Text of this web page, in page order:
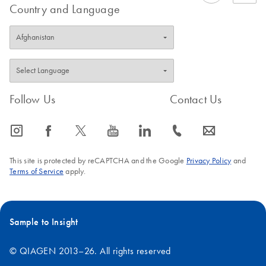
Country and Language
Follow Us
icon_0065_instagram-s icon_0064_facebook-s icon_0340_cc_gen_x-s icon_0077_youtube-s icon_0066_linkedin-s
Contact Us
icon_0072_phone-s icon_0063_envelope-s
This site is protected by reCAPTCHA and the Google Privacy Policyand
Terms of Service apply.
Sample to Insight
© QIAGEN 2013–26. All rights reserved